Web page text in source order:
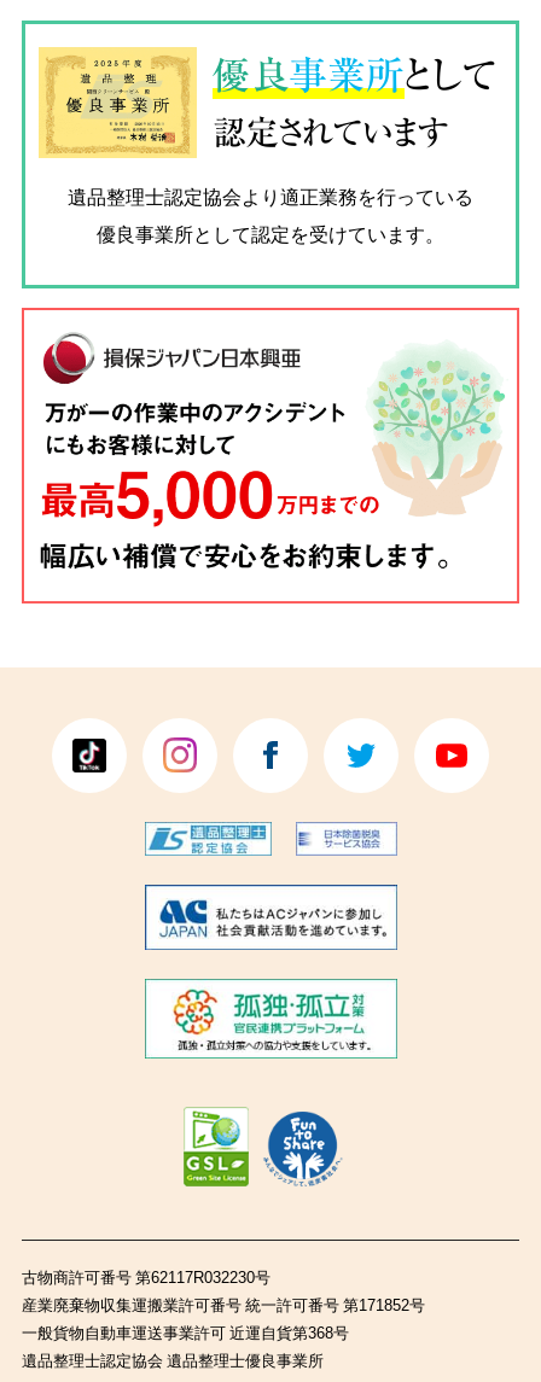
優良事業所として
認定されています
遺品整理士認定協会より適正業務を行っている
優良事業所として認定を受けています。
古物商許可番号 第62117R032230号
産業廃棄物収集運搬業許可番号 統一許可番号 第171852号
一般貨物自動車運送事業許可 近運自貨第368号
遺品整理士認定協会 遺品整理士優良事業所